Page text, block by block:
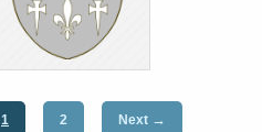
1 2 Next →